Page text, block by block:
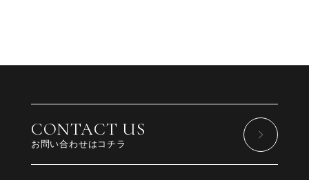
CONTACT US
お問い合わせはコチラ